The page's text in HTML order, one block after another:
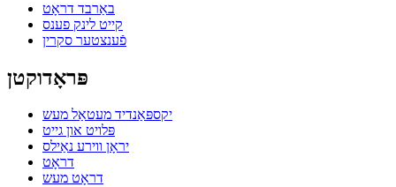
באַרבד דראָט
קייט לינק פענס
פֿענצטער סקרין
פּראָדוקטן
יקספּאַנדיד מעטאַל מעש
פּלויט און גייט
יראָן ווירע נאַילס
דראָט
דראָט מעש